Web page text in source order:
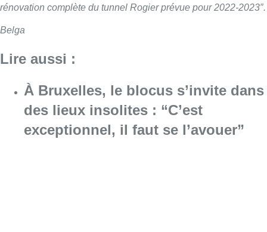
rénovation complète du tunnel Rogierprévue pour 2022-2023″.
Belga
Lire aussi :
À Bruxelles, le blocus s’invite dans
des lieux insolites : “C’est
exceptionnel, il faut se l’avouer”